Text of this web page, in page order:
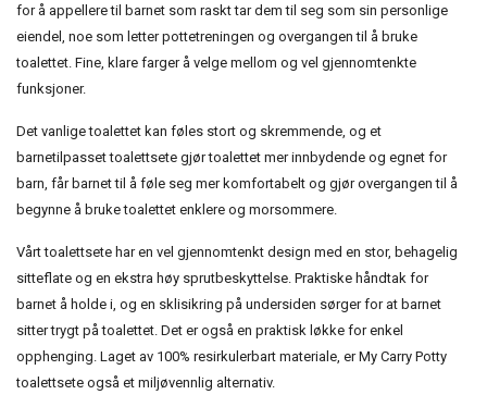
for å appellere til barnet som raskt tar dem til seg som sin personlige
eiendel, noe som letter pottetreningen og overgangen til å bruke
toalettet. Fine, klare farger å velge mellom og vel gjennomtenkte
funksjoner.
Det vanlige toalettet kan føles stort og skremmende, og et
barnetilpasset toalettsete gjør toalettet mer innbydende og egnet for
barn, får barnet til å føle seg mer komfortabelt og gjør overgangen til å
begynne å bruke toalettet enklere og morsommere.
Vårt toalettsete har en vel gjennomtenkt design med en stor, behagelig
sitteflate og en ekstra høy sprutbeskyttelse. Praktiske håndtak for
barnet å holde i, og en sklisikring på undersiden sørger for at barnet
sitter trygt på toalettet. Det er også en praktisk løkke for enkel
opphenging. Laget av 100% resirkulerbart materiale, er My Carry Potty
toalettsete også et miljøvennlig alternativ.